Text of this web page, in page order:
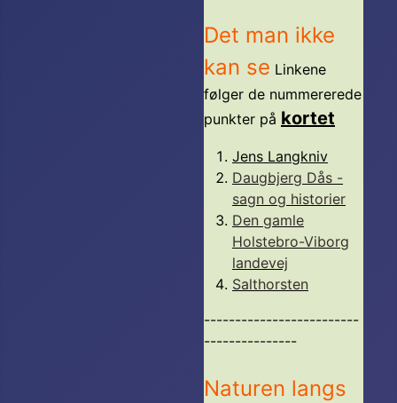
Det man ikke
kan se Linkene
følger de nummererede
punkter på kortet
Jens Langkniv
Daugbjerg Dås -
sagn og historier
Den gamle
Holstebro-Viborg
landevej
Salthorsten
-------------------------
---------------
Naturen langs